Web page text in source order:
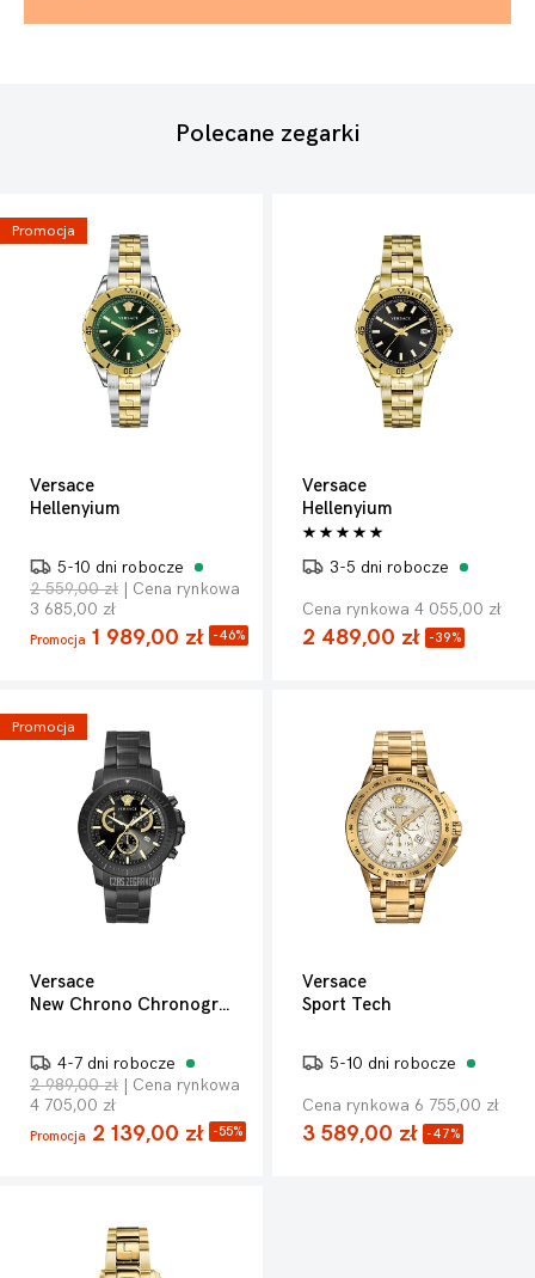
Polecane zegarki
Promocja
Versace
Hellenyium
5-10 dni robocze
2 559,00 zł | Cena rynkowa
3 685,00 zł
Promocja 1 989,00 zł -46%
Versace
Hellenyium
3-5 dni robocze
Cena rynkowa 4 055,00 zł
2 489,00 zł -39%
Promocja
Versace
New Chrono Chronograph 45mm
4-7 dni robocze
2 989,00 zł | Cena rynkowa
4 705,00 zł
Promocja 2 139,00 zł -55%
Versace
Sport Tech
5-10 dni robocze
Cena rynkowa 6 755,00 zł
3 589,00 zł -47%